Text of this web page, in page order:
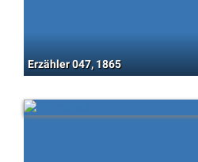
Erzähler 047, 1865